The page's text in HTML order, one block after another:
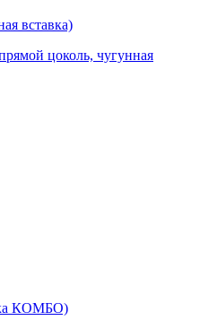
вставка)
цоколь, чугунная
КОМБО)